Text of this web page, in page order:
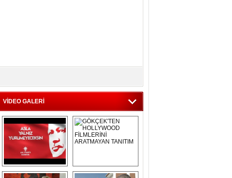
VİDEO GALERİ
Asla Yalnız
GÖKÇEK'TEN